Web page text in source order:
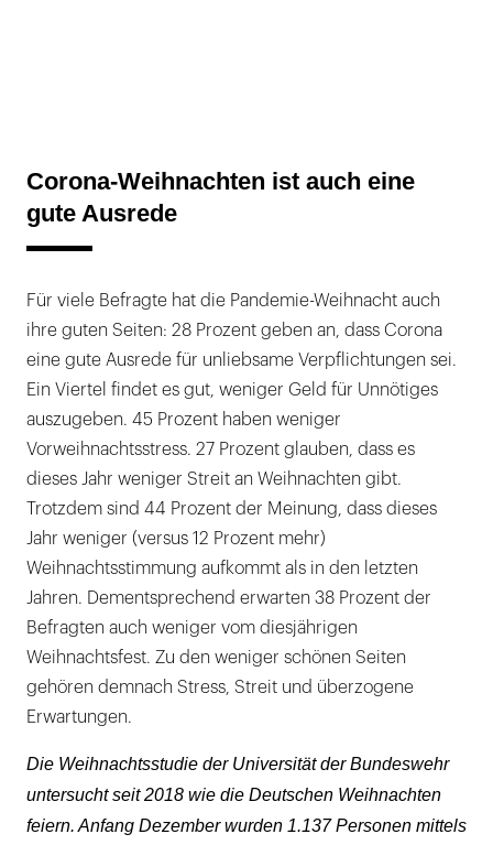
Corona-Weihnachten ist auch eine
gute Ausrede
Für viele Befragte hat die Pandemie-Weihnacht auch
ihre guten Seiten: 28 Prozent geben an, dass Corona
eine gute Ausrede für unliebsame Verpflichtungen sei.
Ein Viertel findet es gut, weniger Geld für Unnötiges
auszugeben. 45 Prozent haben weniger
Vorweihnachtsstress. 27 Prozent glauben, dass es
dieses Jahr weniger Streit an Weihnachten gibt.
Trotzdem sind 44 Prozent der Meinung, dass dieses
Jahr weniger (versus 12 Prozent mehr)
Weihnachtsstimmung aufkommt als in den letzten
Jahren. Dementsprechend erwarten 38 Prozent der
Befragten auch weniger vom diesjährigen
Weihnachtsfest. Zu den weniger schönen Seiten
gehören demnach Stress, Streit und überzogene
Erwartungen.
Die Weihnachtsstudie der Universität der Bundeswehr
untersucht seit 2018 wie die Deutschen Weihnachten
feiern. Anfang Dezember wurden 1.137 Personen mittels